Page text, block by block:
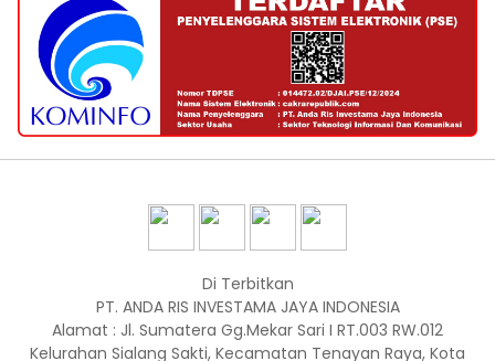
Di Terbitkan
PT. ANDA RIS INVESTAMA JAYA INDONESIA
Alamat : Jl. Sumatera Gg.Mekar Sari I RT.003 RW.012
Kelurahan Sialang Sakti, Kecamatan Tenayan Raya, Kota